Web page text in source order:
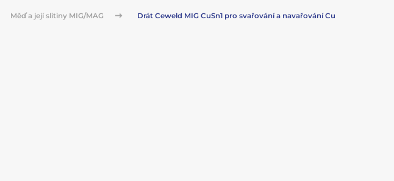
Měď a její slitiny MIG/MAG Drát Ceweld MIG CuSn1 pro svařování a navařování Cu